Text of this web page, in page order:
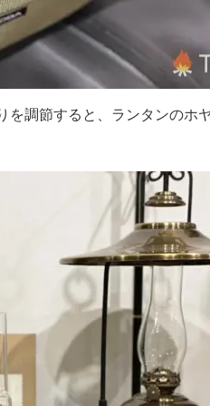
を調節すると、ランタンのホ